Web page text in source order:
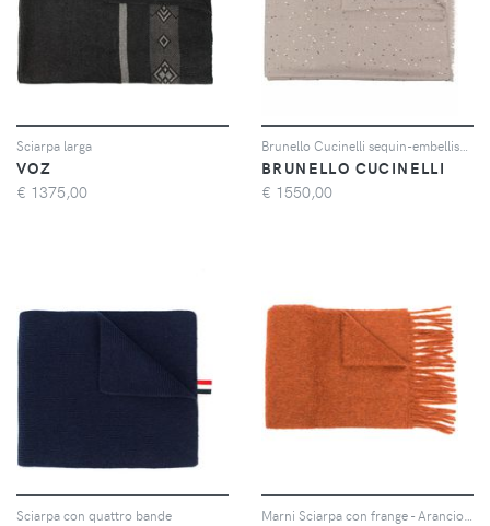
Sciarpa larga
VOZ
€ 1375,00
BRUNELLO CUCINELLI
€ 1550,00
Sciarpa con quattro bande